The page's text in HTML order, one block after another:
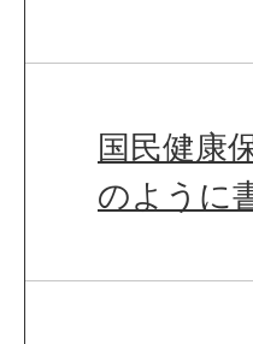
国民健康
のように